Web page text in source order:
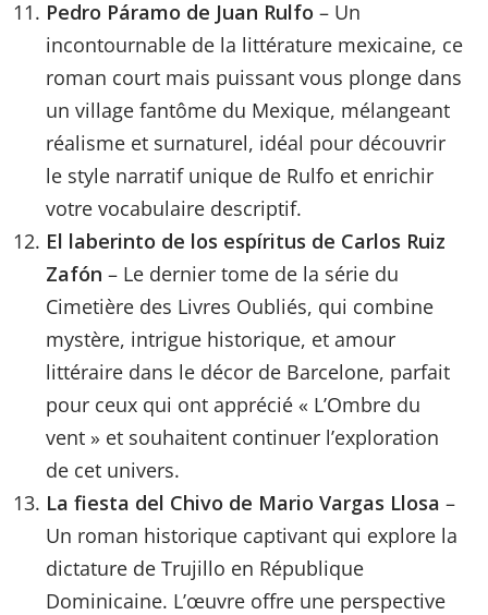
Pedro Páramo de Juan Rulfo – Un
incontournable de la littérature mexicaine, ce
roman court mais puissant vous plonge dans
un village fantôme du Mexique, mélangeant
réalisme et surnaturel, idéal pour découvrir
le style narratif unique de Rulfo et enrichir
votre vocabulaire descriptif.
El laberinto de los espíritus de Carlos Ruiz
Zafón – Le dernier tome de la série du
Cimetière des Livres Oubliés, qui combine
mystère, intrigue historique, et amour
littéraire dans le décor de Barcelone, parfait
pour ceux qui ont apprécié « L’Ombre du
vent » et souhaitent continuer l’exploration
de cet univers.
La fiesta del Chivo de Mario Vargas Llosa –
Un roman historique captivant qui explore la
dictature de Trujillo en République
Dominicaine. L’œuvre offre une perspective